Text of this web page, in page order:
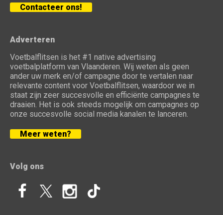
Contacteer ons!
Adverteren
Voetbalflitsen is het #1 native advertising
voetbalplatform van Vlaanderen. Wij weten als geen
ander uw merk en/of campagne door te vertalen naar
relevante content voor Voetbalflitsen, waardoor we in
staat zijn zeer succesvolle en efficiënte campagnes te
draaien. Het is ook steeds mogelijk om campagnes op
onze succesvolle social media kanalen te lanceren.
Meer weten?
Volg ons